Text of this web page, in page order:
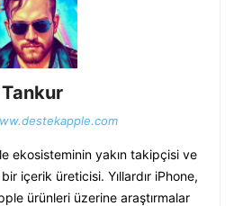
Tankur
ekosisteminin yakın takipçisi ve
içerik üreticisi. Yıllardır iPhone,
ürünleri üzerine araştırmalar